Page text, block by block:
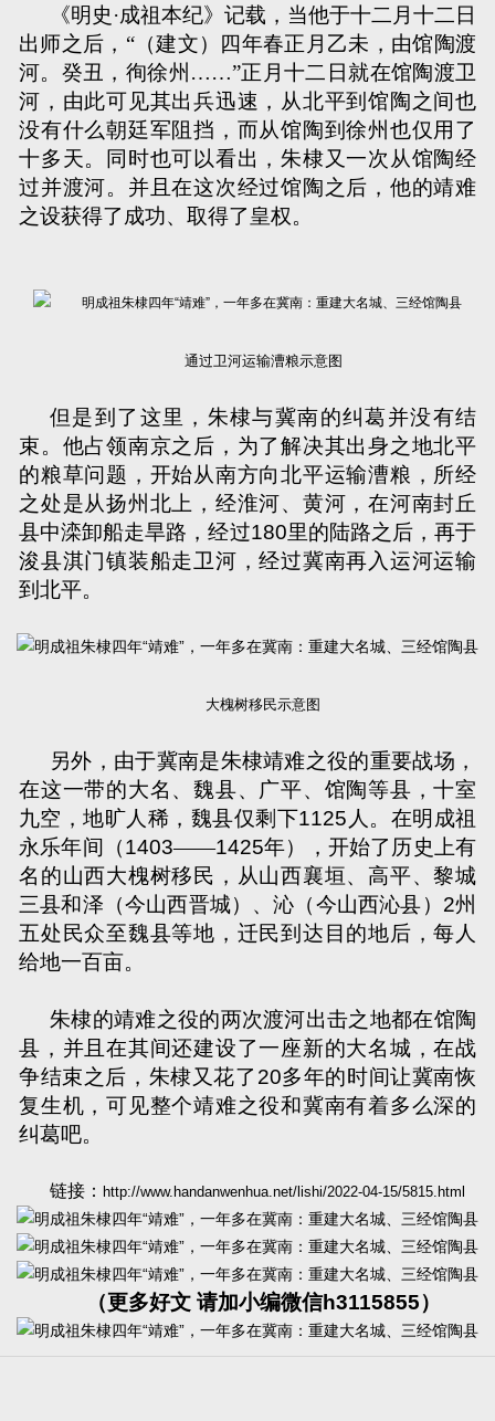
《明史·成祖本纪》记载，当他于十二月十二日
出师之后，“（建文）四年春正月乙未，由馆陶渡
河。癸丑，徇徐州……”正月十二日就在馆陶渡卫
河，由此可见其出兵迅速，从北平到馆陶之间也
没有什么朝廷军阻挡，而从馆陶到徐州也仅用了
十多天。同时也可以看出，朱棣又一次从馆陶经
过并渡河。并且在这次经过馆陶之后，他的靖难
之设获得了成功、取得了皇权。
通过卫河运输漕粮示意图
但是到了这里，朱棣与冀南的纠葛并没有结
束。他占领南京之后，为了解决其出身之地北平
的粮草问题，开始从南方向北平运输漕粮，所经
之处是从扬州北上，经淮河、黄河，在河南封丘
县中滦卸船走旱路，经过180里的陆路之后，再于
浚县淇门镇装船走卫河，经过冀南再入运河运输
到北平。
大槐树移民示意图
另外，由于冀南是朱棣靖难之役的重要战场，
在这一带的大名、魏县、广平、馆陶等县，十室
九空，地旷人稀，魏县仅剩下1125 人。在明成祖
永乐年间（1403——1425年），开始了历史上有
名的山西大槐树移民，从山西襄垣、高平、黎城
三县和泽（今山西晋城）、沁（今山西沁县） 2州
五处民众至魏县等地，迁民到达目的地后，每人
给地一百亩。
朱棣的靖难之役的两次渡河出击之地都在馆陶
县，并且在其间还建设了一座新的大名城，在战
争结束之后，朱棣又花了 20多年的时间让冀南恢
复生机，可见整个靖难之役和冀南有着多么深的
纠葛吧。
链接： http://www.handanwenhua.net/lishi/2022-04-15/5815.html
（更多好文 请加小编微信h3115855）